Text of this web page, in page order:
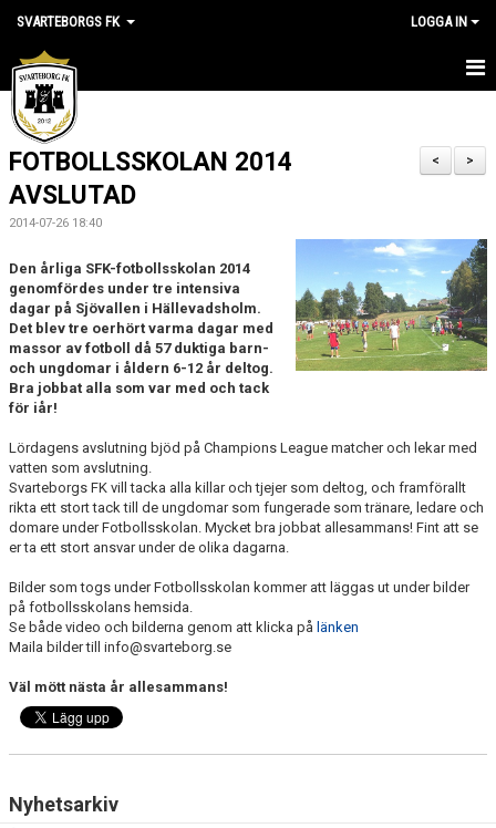
SVARTEBORGS FK LOGGA IN
HEM
NYHETER
OM KLUBBEN
VÅRA LAG
KLUBBSHOP
MEDLEM
VÅRA MATCHER
KONSTGRÄS
SPONSORHUSET
GRÄSROTEN
>
<
FOTBOLLSSKOLAN 2014
AVSLUTAD
2014-07-26 18:40
Den årliga SFK-fotbollsskolan 2014
genomfördes under tre intensiva
dagar på Sjövallen i Hällevadsholm.
Det blev tre oerhört varma dagar med
massor av fotboll då 57 duktiga barn-
och ungdomar i åldern 6-12 år deltog.
Bra jobbat alla som var med och tack
för iår!
Lördagens avslutning bjöd på Champions League matcher och lekar med
vatten som avslutning.
Svarteborgs FK vill tacka alla killar och tjejer som deltog, och framförallt
rikta ett stort tack till de ungdomar som fungerade som tränare, ledare och
domare under Fotbollsskolan. Mycket bra jobbat allesammans! Fint att se
er ta ett stort ansvar under de olika dagarna.
Bilder som togs under Fotbollsskolan kommer att läggas ut under bilder
på fotbollsskolans hemsida.
Se både video och bilderna genom att klicka på länken
Maila bilder till info@svarteborg.se
Väl mött nästa år allesammans!
Nyhetsarkiv